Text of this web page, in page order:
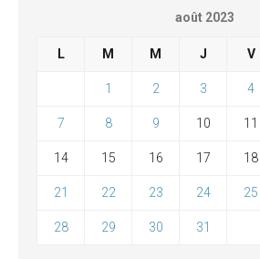
août 2023
L M M J V
1 2 3 4
7 8 9 10 11
14 15 16 17 18
21 22 23 24 25
28 29 30 31